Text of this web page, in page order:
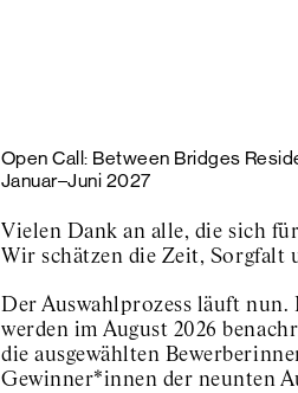
Open Call: Between Bridges
Januar–Juni 2027
Vielen Dank an alle, die sich
Wir schätzen die Zeit, Sorgfalt
Der Auswahlprozess läuft nun.
werden im August 2026
die ausgewählten
Gewinner*innen der neunten